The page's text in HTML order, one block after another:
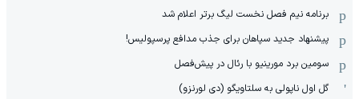
برنامه نیم فصل نخست لیگ برتر اعلام شد
پیشنهاد جدید سپاهان برای جذب مدافع پرسپولیس!
سومین برد مورینیو با رئال در پیش‌فصل
گل اول ناپولی به سلتاویگو (دی لورنزو)